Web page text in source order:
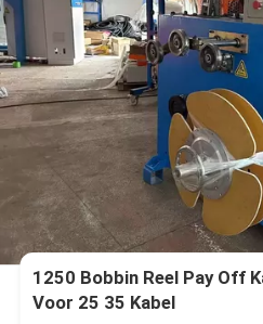
1250 Bobbin Reel Pay Off
Voor 25 35 Kabel